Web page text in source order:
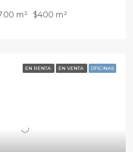
m² $400 m²
EN RENTA EN VENTA OFICINAS